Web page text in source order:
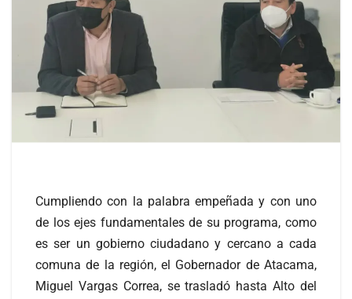
Cumpliendo con la palabra empeñada y con uno
de los ejes fundamentales de su programa, como
es ser un gobierno ciudadano y cercano a cada
comuna de la región, el Gobernador de Atacama,
Miguel Vargas Correa, se trasladó hasta Alto del